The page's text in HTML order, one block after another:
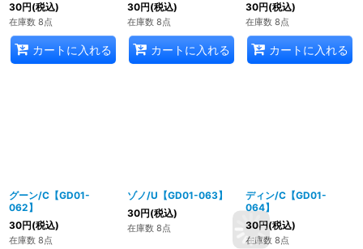
30円(税込)
在庫数 8点
カートに入れる
30円(税込)
在庫数 8点
カートに入れる
30円(税込)
在庫数 8点
カートに入れる
グーン/C【GD01-
062】
30円(税込)
在庫数 8点
ゾノ/U【GD01-063】
30円(税込)
在庫数 8点
ディン/C【GD01-
064】
30円(税込)
在庫数 8点